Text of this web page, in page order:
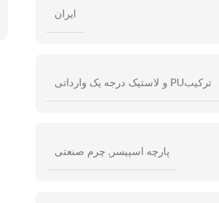
ایران
ترکیبPU و لاستیک درجه یک وارداتی
پارچه اسپیسر , چرم صنعتی